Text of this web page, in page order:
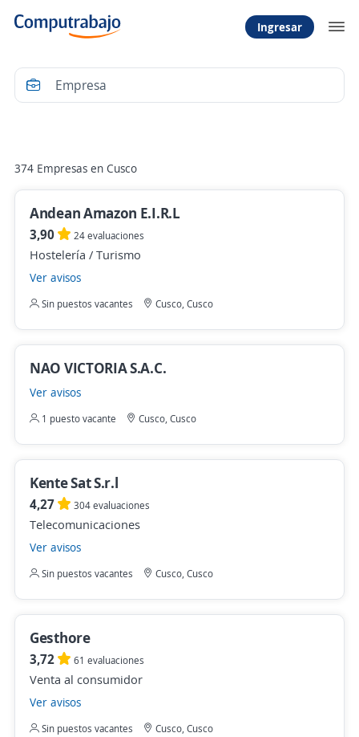
Ingresar
374 Empresas en Cusco
Andean Amazon E.I.R.L
3,90 24 evaluaciones
Hostelería / Turismo
Ver avisos
Sin puestos vacantes Cusco, Cusco
NAO VICTORIA S.A.C.
Ver avisos
1 puesto vacante Cusco, Cusco
Kente Sat S.r.l
4,27 304 evaluaciones
Telecomunicaciones
Ver avisos
Sin puestos vacantes Cusco, Cusco
Gesthore
3,72 61 evaluaciones
Venta al consumidor
Ver avisos
Sin puestos vacantes Cusco, Cusco